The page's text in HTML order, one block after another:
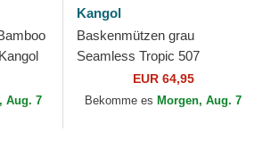
Aug. 7
Kangol
Baskenmützen grau
Seamless Tropic 507
Charcoal von Kangol
EUR 64,95
Bekomme es Morgen, Aug. 7